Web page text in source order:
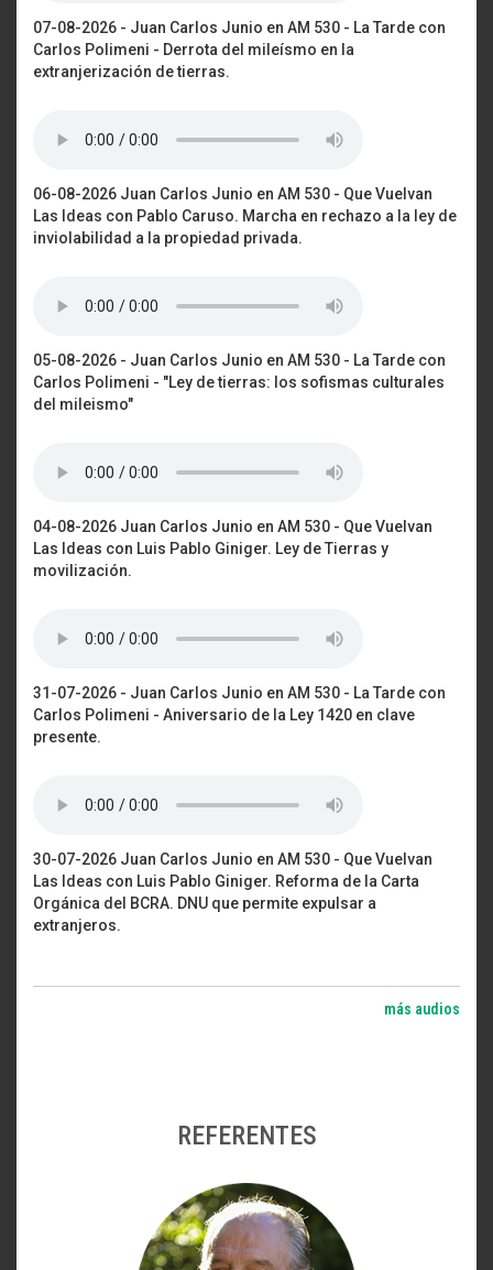
07-08-2026 - Juan Carlos Junio en AM 530 - La Tarde con
Carlos Polimeni - Derrota del mileísmo en la
extranjerización de tierras.
06-08-2026 Juan Carlos Junio en AM 530 - Que Vuelvan
Las Ideas con Pablo Caruso. Marcha en rechazo a la ley de
inviolabilidad a la propiedad privada.
05-08-2026 - Juan Carlos Junio en AM 530 - La Tarde con
Carlos Polimeni - "Ley de tierras: los sofismas culturales
del mileismo"
04-08-2026 Juan Carlos Junio en AM 530 - Que Vuelvan
Las Ideas con Luis Pablo Giniger. Ley de Tierras y
movilización.
31-07-2026 - Juan Carlos Junio en AM 530 - La Tarde con
Carlos Polimeni - Aniversario de la Ley 1420 en clave
presente.
30-07-2026 Juan Carlos Junio en AM 530 - Que Vuelvan
Las Ideas con Luis Pablo Giniger. Reforma de la Carta
Orgánica del BCRA. DNU que permite expulsar a
extranjeros.
más audios
REFERENTES